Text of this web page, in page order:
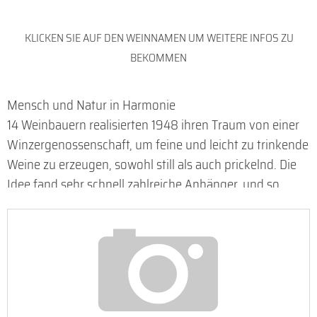
KLICKEN SIE AUF DEN WEINNAMEN UM WEITERE INFOS ZU
BEKOMMEN
Mensch und Natur in Harmonie
14 Weinbauern realisierten 1948 ihren Traum von einer
Winzergenossenschaft, um feine und leicht zu trinkende
Weine zu erzeugen, sowohl still als auch prickelnd. Die
Idee fand sehr schnell zahlreiche Anhänger, und so
zählten im Jahr 1964 bereits 360 Mitglieder zu den
Viticoltori Ponte. Heute ist aus dem kleinen Traum ein
bedeutendes Unternehmen mit mehr als 1.300
Mitgliedern geworden, das dem Veneto ein einzigartiges
und prägendes Gesicht für Spumante und Frizzante